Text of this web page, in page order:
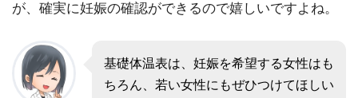
が、確実に妊娠の確認ができるので嬉しいですよね。
基礎体温表は、妊娠を希望する女性はも
ちろん、若い女性にもぜひつけてほしい